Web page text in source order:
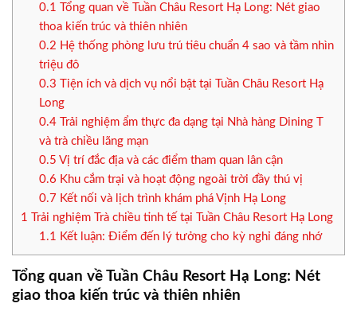
0.1
Tổng quan về Tuần Châu Resort Hạ Long: Nét giao
thoa kiến trúc và thiên nhiên
0.2 Hệ thống phòng lưu trú tiêu chuẩn 4 sao và tầm nhìn
triệu đô
0.3 Tiện ích và dịch vụ nổi bật tại Tuần Châu Resort Hạ
Long
0.4Trải nghiệm ẩm thực đa dạng tại Nhà hàng Dining T
và trà chiều lãng mạn
0.5 Vị trí đắc địa và các điểm tham quan lân cận
0.6 Khu cắm trại và hoạt động ngoài trời đầy thú vị
0.7 Kết nối và lịch trình khám phá Vịnh Hạ Long
1
Trải nghiệm Trà chiều tinh tế tại Tuần Châu Resort Hạ Long
1.1
Kết luận: Điểm đến lý tưởng cho kỳ nghỉ đáng nhớ
Tổng quan về Tuần Châu Resort Hạ Long: Nét
giao thoa kiến trúc và thiên nhiên